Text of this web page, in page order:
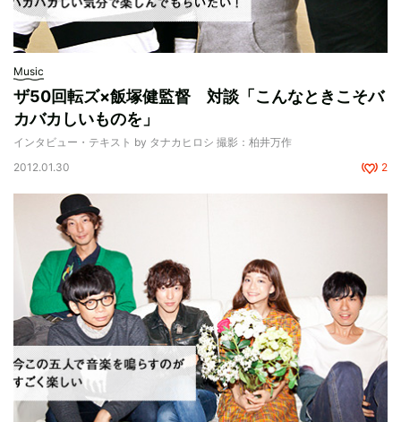
Music
ザ50回転ズ×飯塚健監督 対談「こんなときこそバ
カバカしいものを」
インタビュー・テキスト by タナカヒロシ 撮影：柏井万作
2012.01.30
2